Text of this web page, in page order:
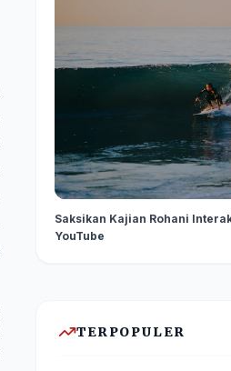
Saksikan Kajian Rohani
YouTube
TERPOPULER